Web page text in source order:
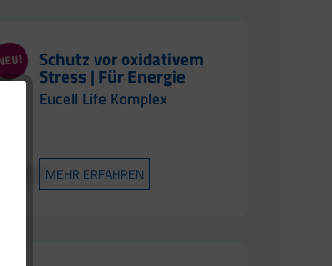
Schutz vor oxidativem
Stress | Für Energie
Eucell Life Komplex
MEHR ERFAHREN